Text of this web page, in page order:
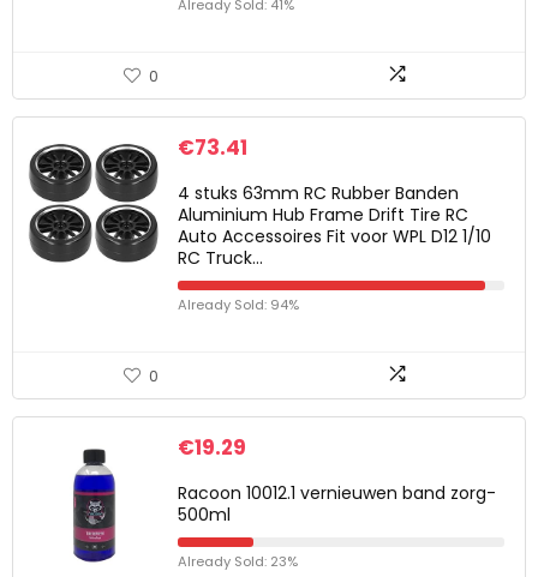
Already Sold: 41%
0
€73.41
4 stuks 63mm RC Rubber Banden
Aluminium Hub Frame Drift Tire RC
Auto Accessoires Fit voor WPL D12 1/10
RC Truck…
Already Sold: 94%
0
€19.29
Racoon 10012.1 vernieuwen band zorg-
500ml
Already Sold: 23%